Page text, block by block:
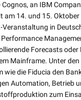
an IBM
am 14. und 15.
in
Forecasts
Mainframe. Unter
wie die Fiducia den
Automation, Betrieb
zum